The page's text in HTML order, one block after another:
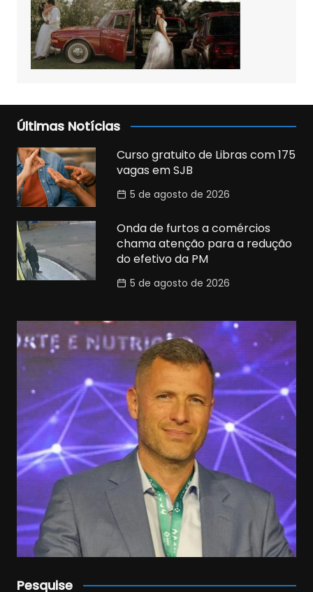
Últimas Notícias
Curso gratuito de Libras com 175
vagas em SJB
5 de agosto de 2026
Onda de furtos a comércios
chama atenção para a redução
do efetivo da PM
5 de agosto de 2026
Pesquise